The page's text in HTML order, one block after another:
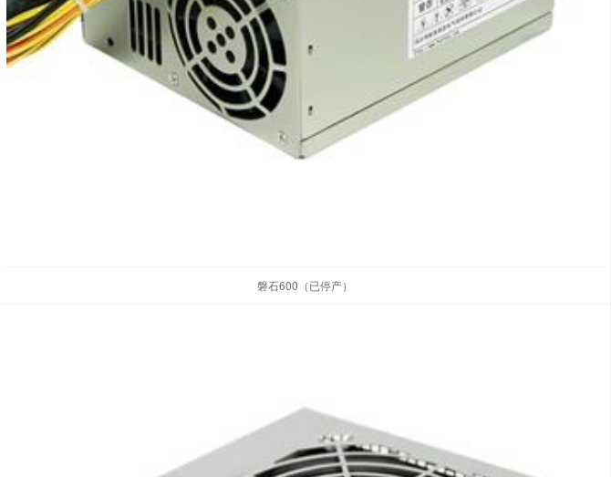
磐石600（已停产）